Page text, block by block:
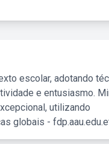
escolar, adotando
e entusiasmo.
utilizando
globais -